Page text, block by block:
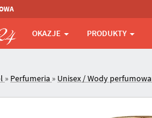
OKAZJE PRODUKTY
» Perfumeria » Unisex / Wody